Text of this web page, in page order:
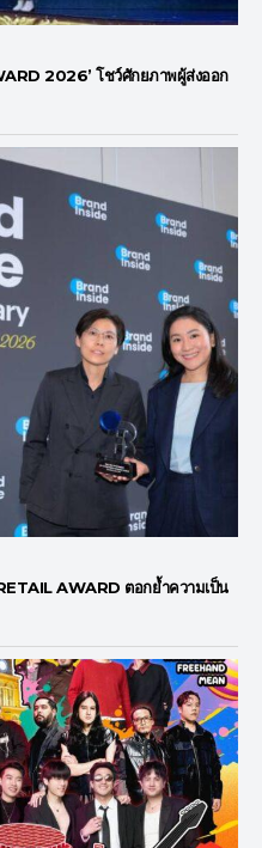
2026’ โชว์ศักยภาพผู้ส่งออก
AWARD ตอกย้ำความเป็น